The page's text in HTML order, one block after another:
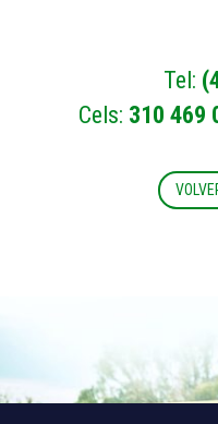
Tel:
Cels: 310 469